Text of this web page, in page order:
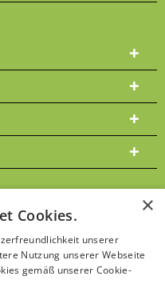
zzgl. Versandkosten
anders beschrieben | Bitte
×
Cookies.
unserer
Nutzung unserer Webseite
gemäß unserer Cookie-